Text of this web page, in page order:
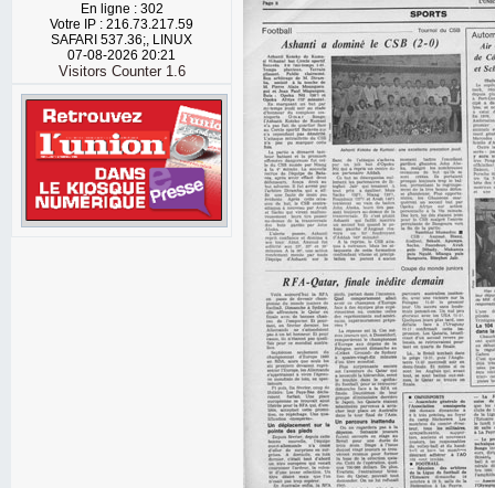
En ligne : 302
Votre IP : 216.73.217.59
SAFARI 537.36;, LINUX
07-08-2026 20:21
Visitors Counter 1.6